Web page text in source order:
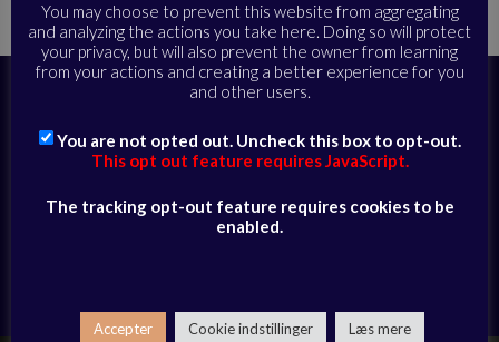
Abonner i dag for at få fuld adgang til
videobiblioteket og modtage daglige e-
mails med eksklusivt udvalgte sessioner
ABONNER HER
You may choose to prevent this website from aggregating
and analyzing the actions you take here. Doing so will protect
your privacy, but will also prevent the owner from learning
from your actions and creating a better experience for you
and other users.
You are not opted out. Uncheck this box to opt-out.
This opt out feature requires JavaScript.
The tracking opt-out feature requires cookies to be
enabled.
Accepter Cookie indstillinger Læs mere